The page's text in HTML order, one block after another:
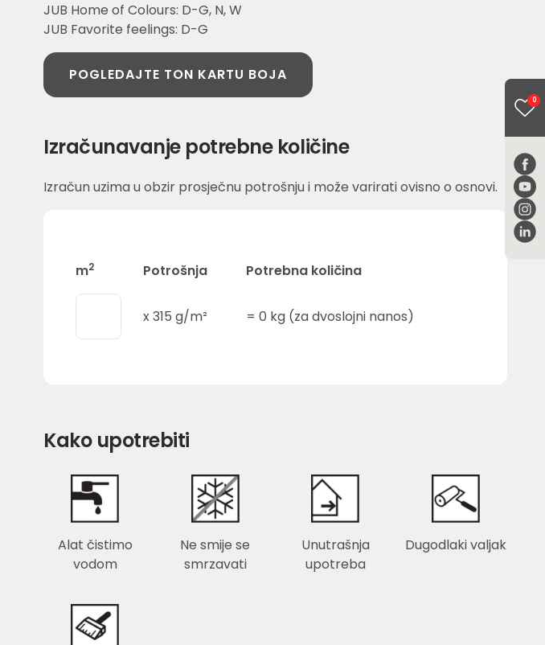
0
JUB Home of Colours: D-G, N, W
JUB Favorite feelings: D-G
POGLEDAJTE TON KARTU BOJA
Izračunavanje potrebne količine
Izračun uzima u obzir prosječnu potrošnju i može varirati ovisno o osnovi.
m2 Potrošnja Potrebna količina
x315 g/m² =0 kg (za dvoslojni nanos)
Kako upotrebiti
Alat čistimo
vodom
Ne smije se
smrzavati
Unutrašnja
upotreba
Dugodlaki valjak